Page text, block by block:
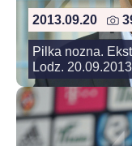
2013.09.20
Pilka nozna.
Lodz. 20.09.2013